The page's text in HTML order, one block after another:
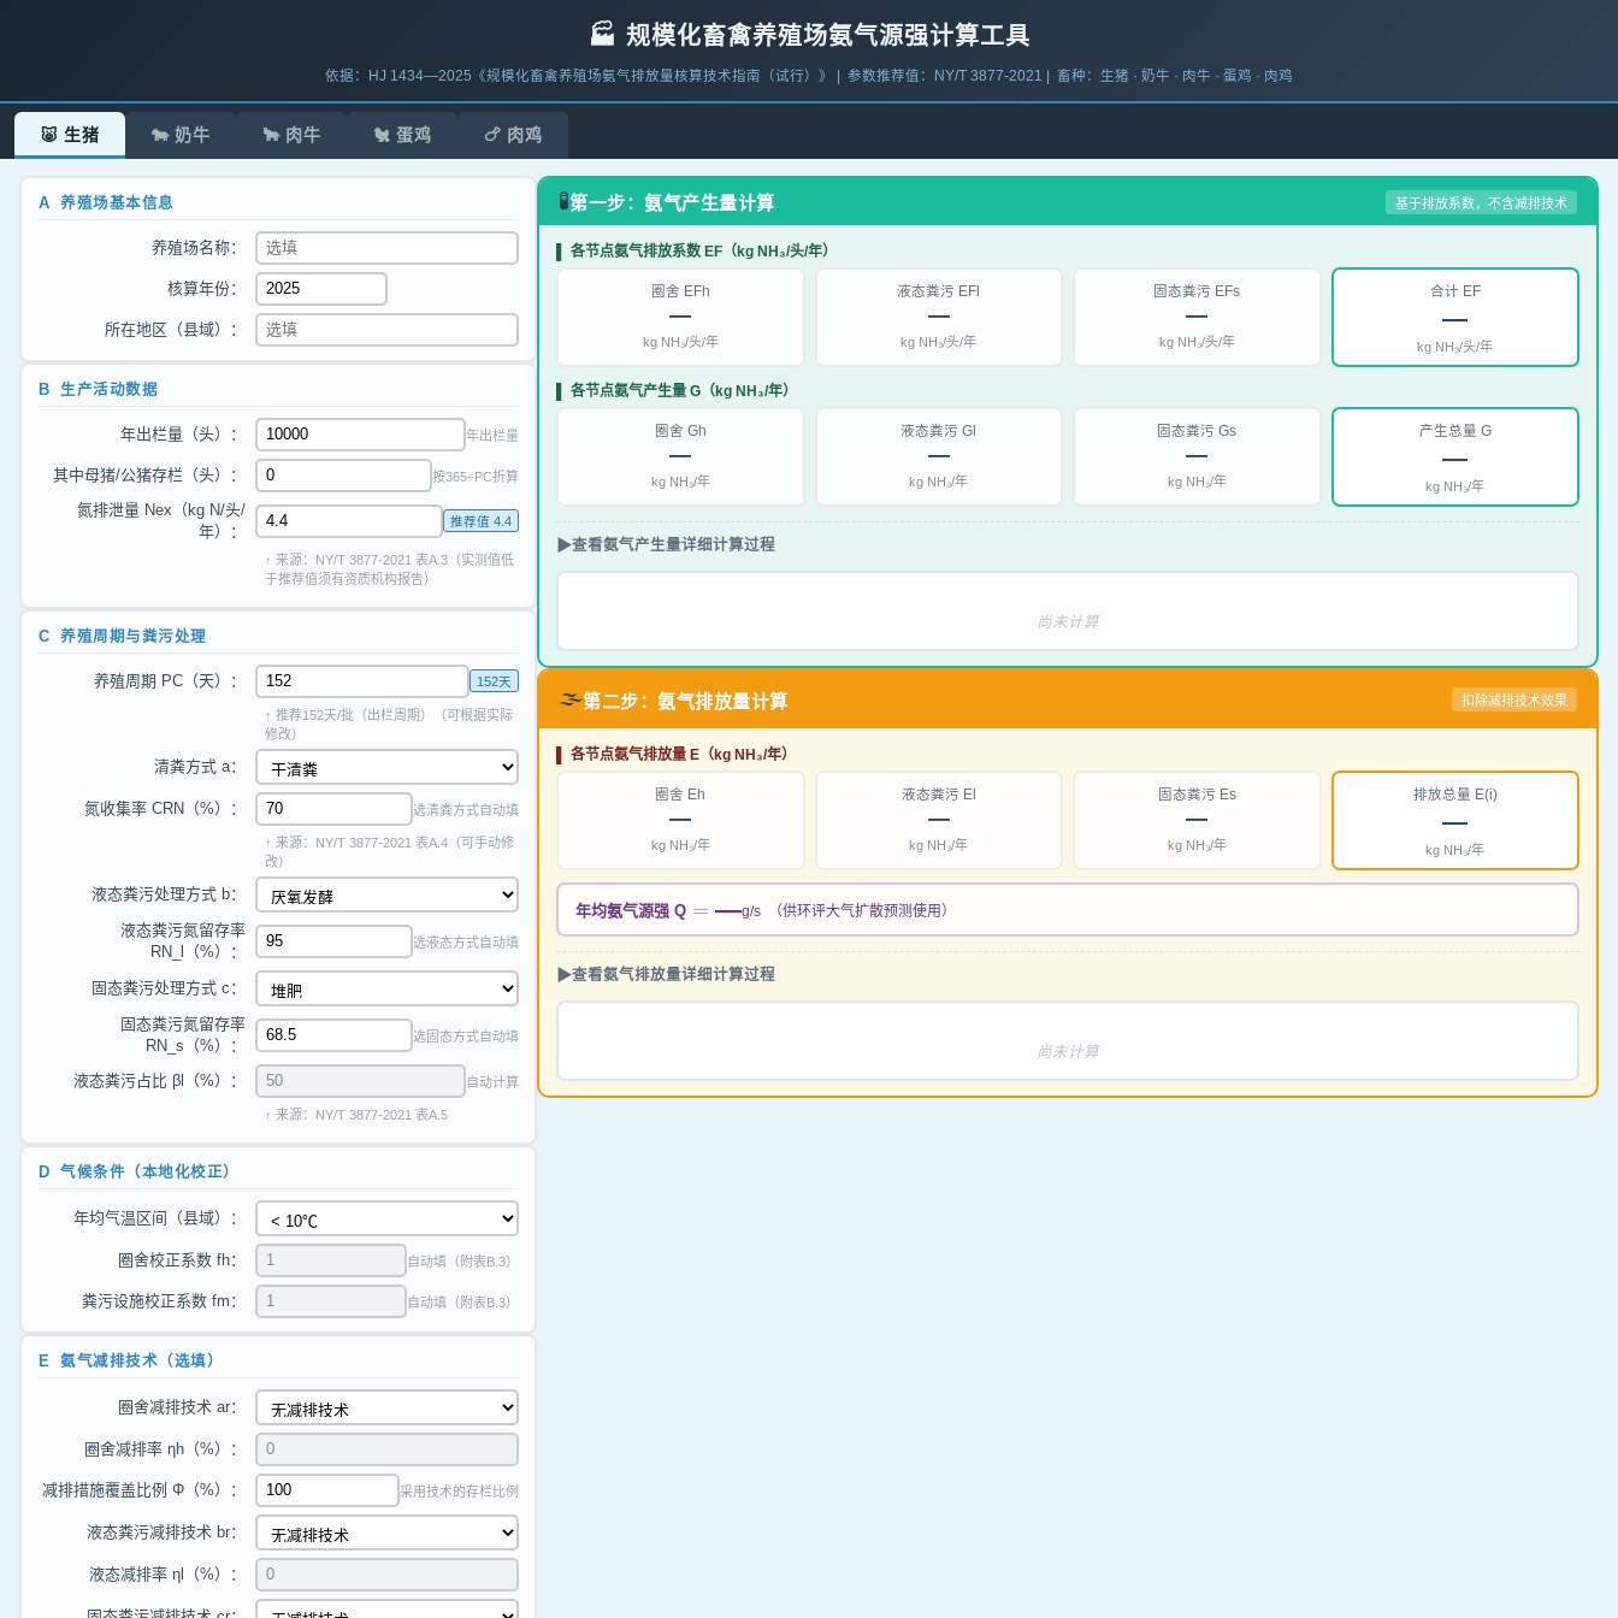
🏭 规模化畜禽养殖场氨气源强计算工具
依据：HJ 1434—2025《规模化畜禽养殖场氨气排放量核算技术指南（试行）》 | 参数推荐值：NY/T 3877-2021 | 畜种：生猪 · 奶牛 · 肉牛 · 蛋鸡 · 肉鸡
🐷 生猪 🐄 奶牛 🐂 肉牛 🐔 蛋鸡 🍗 肉鸡
A 养殖场基本信息
养殖场名称：
核算年份：
所在地区（县域）：
B 生产活动数据
年出栏量（头）： 年出栏量
其中母猪/公猪存栏（头）： 按365÷PC折算
氮排泄量 Nex（kg N/头/
年）：
推荐值 4.4
↑ 来源：NY/T 3877-2021 表A.3（实测值低
于推荐值须有资质机构报告）
C 养殖周期与粪污处理
养殖周期 PC（天）： 152天
↑ 推荐152天/批（出栏周期）（可根据实际
修改）
清粪方式 a：
氮收集率 CRN（%）： 选清粪方式自动填
↑ 来源：NY/T 3877-2021 表A.4（可手动修
改）
液态粪污处理方式 b：
液态粪污氮留存率
RN_l（%）：
选液态方式自动填
固态粪污处理方式 c：
固态粪污氮留存率
RN_s（%）：
选固态方式自动填
液态粪污占比 βl（%）： 自动计算
↑ 来源：NY/T 3877-2021 表A.5
D 气候条件（本地化校正）
年均气温区间（县域）：
圈舍校正系数 fh： 自动填（附表B.3）
粪污设施校正系数 fm： 自动填（附表B.3）
E 氨气减排技术（选填）
圈舍减排技术 ar：
圈舍减排率 ηh（%）：
减排措施覆盖比例 Φ（%）： 采用技术的存栏比例
液态粪污减排技术 br：
液态减排率 ηl（%）：
🧪第一步：氨气产生量计算 基于排放系数，不含减排技术
▌ 各节点氨气排放系数 EF（kg NH₃/头/年）
圈舍 EFh
—
kg NH₃/头/年
液态粪污 EFl
—
kg NH₃/头/年
固态粪污 EFs
—
kg NH₃/头/年
合计 EF
—
kg NH₃/头/年
▌ 各节点氨气产生量 G（kg NH₃/年）
圈舍 Gh
—
kg NH₃/年
液态粪污 Gl
—
kg NH₃/年
固态粪污 Gs
—
kg NH₃/年
产生总量 G
—
kg NH₃/年
▶查看氨气产生量详细计算过程
尚未计算
🌫️第二步：氨气排放量计算 扣除减排技术效果
▌ 各节点氨气排放量 E（kg NH₃/年）
圈舍 Eh
—
kg NH₃/年
液态粪污 El
—
kg NH₃/年
固态粪污 Es
—
kg NH₃/年
排放总量 E(i)
—
kg NH₃/年
年均氨气源强 Q ＝ —g/s （供环评大气扩散预测使用）
▶查看氨气排放量详细计算过程
尚未计算